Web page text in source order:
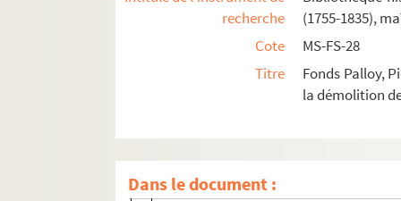
recherche
(1755-1835),
Cote
MS-FS-28
Titre
Fonds Palloy,
la démolition
Dans le document :
Feuillet [5434-5438]. Copie d'une
Feuillet [5440-5447]. Copie de la
Feuillet [5452]. Copie de la lettre
Feuillet [5455-5461]. [Titre absent ou
Feuillet [5462-5464]. Copie d'une lettre
Feuillet [5465-5467]. Copie du discours